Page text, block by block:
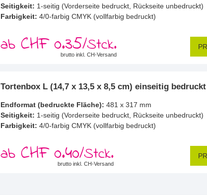
Seitigkeit: 1-seitig (Vorderseite bedruckt, Rückseite unbedruckt)
Farbigkeit: 4/0-farbig CMYK (vollfarbig bedruckt)
ab CHF 0.35/Stck.
brutto inkl. CH-Versand
Tortenbox L (14,7 x 13,5 x 8,5 cm) einseitig
Endformat (bedruckte Fläche): 481 x 317 mm
Seitigkeit: 1-seitig (Vorderseite bedruckt, Rückseite unbedruckt)
Farbigkeit: 4/0-farbig CMYK (vollfarbig bedruckt)
ab CHF 0.40/Stck.
brutto inkl. CH-Versand